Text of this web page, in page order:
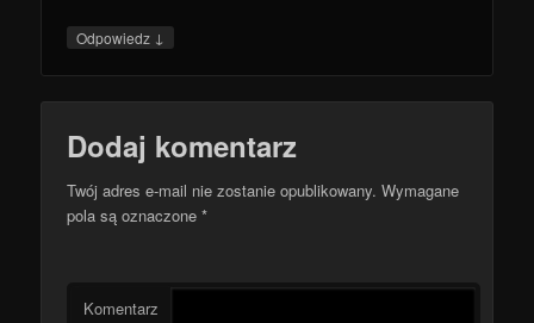
Odpowiedz ↓
Dodaj komentarz
Twój adres e-mail nie zostanie opublikowany. Wymagane
pola są oznaczone*
Komentarz